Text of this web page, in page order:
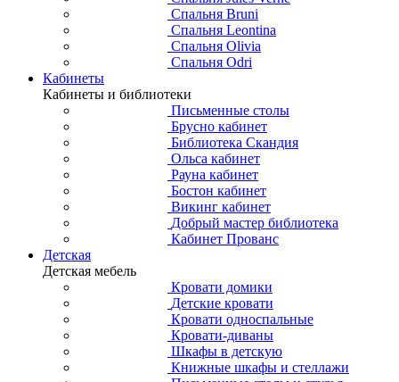
Спальня Bruni
Спальня Leontina
Спальня Olivia
Спальня Odri
Кабинеты
Кабинеты и библиотеки
Письменные столы
Брусно кабинет
Библиотека Скандия
Ольса кабинет
Рауна кабинет
Бостон кабинет
Викинг кабинет
Добрый мастер библиотека
Кабинет Прованс
Детская
Детская мебель
Кровати домики
Детские кровати
Кровати односпальные
Кровати-диваны
Шкафы в детскую
Книжные шкафы и стеллажи